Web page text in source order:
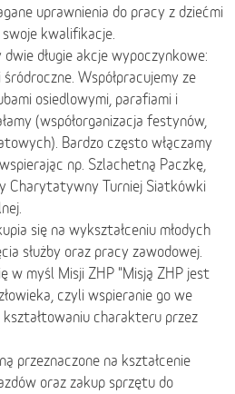
uprawnienia do pracy z dziećmi
swoje kwalifikacje.
długie akcje wypoczynkowe:
Współpracujemy ze
osiedlowymi, parafiami i
(współorganizacja festynów,
Bardzo często włączamy
np. Szlachetną Paczkę,
Charytatywny Turniej Siatkówki
się na wykształceniu młodych
służby oraz pracy zawodowej.
w myśl Misji ZHP "Misją ZHP jest
czyli wspieranie go we
charakteru przez
przeznaczone na kształcenie
oraz zakup sprzętu do